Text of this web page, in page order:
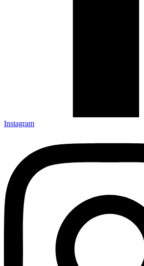
Instagram